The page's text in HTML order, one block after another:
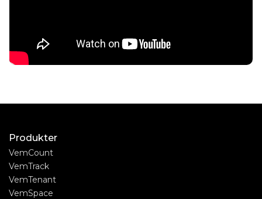
Produkter
VemCount
VemTrack
VemTenant
VemSpace